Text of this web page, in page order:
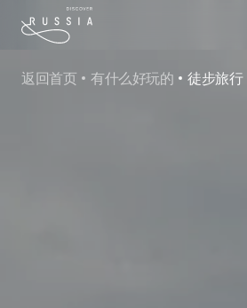
返回首页 有什么好玩的 徒步旅行